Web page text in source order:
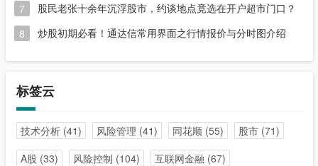
7
股民老张十余年沉浮股市，约谈地点竟选在开户超市门口？
8
炒股初期必看！通达信常用界面之行情报价与分时图介绍
标签云
技术分析(41) 风险管理 (41) 同花顺(55) 股市(71)
A股 (33) 风险控制 (104) 互联网金融 (67)